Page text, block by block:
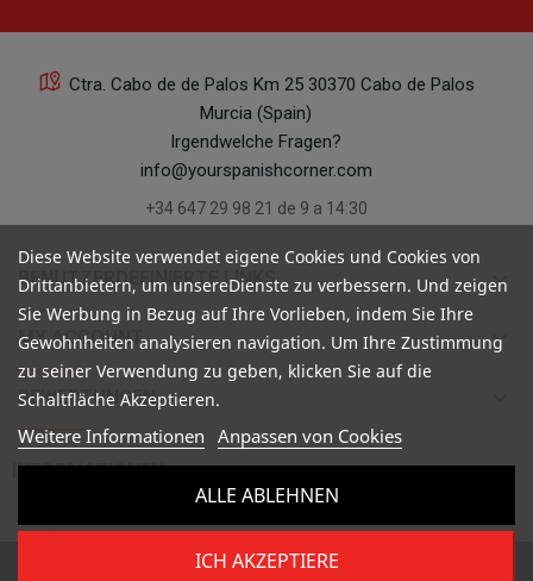
Ctra. Cabo de de Palos Km 25 30370 Cabo de Palos
Murcia (Spain)
Irgendwelche Fragen?
info@yourspanishcorner.com
+34 647 29 98 21 de 9 a 14:30
BENUTZERDEFINIERTE LINKS keyboard_arrow_down
MY ACCOUNT keyboard_arrow_down
BEWERTUNGEN
INFORMATIONEN 
Diese Website verwendet eigene Cookies und Cookies von
Drittanbietern, um unsereDienste zu verbessern. Und zeigen
Sie Werbung in Bezug auf Ihre Vorlieben, indem Sie Ihre
Gewohnheiten analysieren navigation. Um Ihre Zustimmung
zu seiner Verwendung zu geben, klicken Sie auf die
Schaltfläche Akzeptieren.
Weitere Informationen Anpassen von Cookies
ALLE ABLEHNEN
ICH AKZEPTIERE
Your Spanish Corner. Todos los derechos reservados